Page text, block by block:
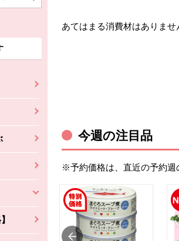
あてはまる消費材はありませ
今週の注目品
※予約価格は、直近の予約週